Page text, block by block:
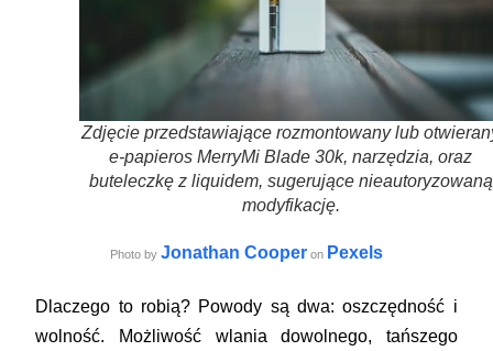
Zdjęcie przedstawiające rozmontowany lub
e-papieros MerryMi Blade 30k, narzędzia, oraz
buteleczkę z liquidem, sugerujące nieautoryzowaną
modyfikację.
Photo by Jonathan Cooper on Pexels
Dlaczego to robią? Powody są dwa: oszczędność i
wolność. Możliwość wlania dowolnego, tańszego